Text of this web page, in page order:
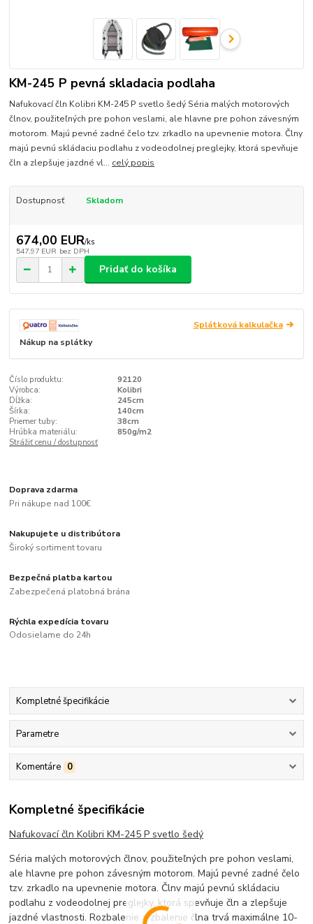
KM-245 P pevná skladacia podlaha
Nafukovací čln Kolibri KM-245 P svetlo šedý Séria malých motorových
člnov, použiteľných pre pohon veslami, ale hlavne pre pohon závesným
motorom. Majú pevné zadné čelo tzv. zrkadlo na upevnenie motora. Člny
majú pevnú skládaciu podlahu z vodeodolnej preglejky, ktorá spevňuje
čln a zlepšuje jazdné vl... celý popis
Dostupnosť Skladom
674,00 EUR/ks
547,97 EUR bez DPH
Pridať do košíka
Splátková kalkulačka
Nákup na splátky
Číslo produktu:
92120
Výrobca:
Kolibri
Dĺžka:
245cm
Šírka:
140cm
Priemer tuby:
38cm
Hrúbka materiálu:
850g/m2
Strážiť cenu / dostupnosť
Doprava zdarma
Pri nákupe nad 100€
Nakupujete u distribútora
Široký sortiment tovaru
Bezpečná platba kartou
Zabezpečená platobná brána
Rýchla expedícia tovaru
Odosielame do 24h
Kompletné špecifikácie
Parametre
Komentáre 0
Kompletné špecifikácie
Nafukovací čln Kolibri KM-245 P svetlo šedý
Séria malých motorových člnov, použiteľných pre pohon veslami,
ale hlavne pre pohon závesným motorom. Majú pevné zadné čelo
tzv. zrkadlo na upevnenie motora. Člny majú pevnú skládaciu
podlahu z vodeodolnej preglejky, ktorá spevňuje čln a zlepšuje
jazdné vlastnosti. Rozbalenie a zbalenie člna trvá maximálne 10-